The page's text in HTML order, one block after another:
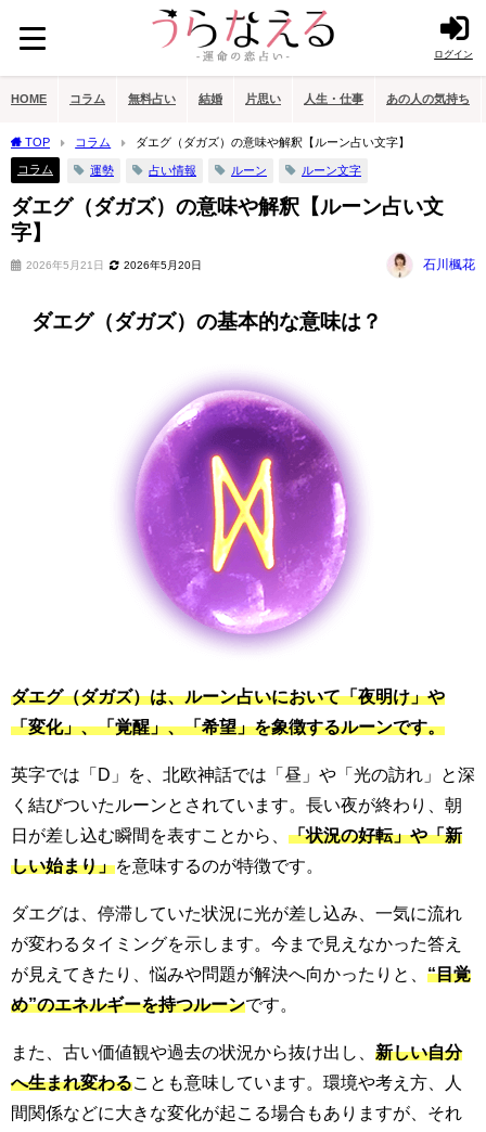
ログイン
HOME コラム 無料占い 結婚 片思い 人生・仕事 あの人の気持ち
TOP コラム ダエグ（ダガズ）の意味や解釈【ルーン占い文字】
コラム 運勢 占い情報 ルーン ルーン文字
ダエグ（ダガズ）の意味や解釈【ルーン占い文
字】
2026年5月21日 2026年5月20日 石川楓花
ダエグ（ダガズ）の基本的な意味は？
ダエグ（ダガズ）は、ルーン占いにおいて「夜明け」や
「変化」、「覚醒」、「希望」を象徴するルーンです。
英字では「D」を、北欧神話では「昼」や「光の訪れ」と深
く結びついたルーンとされています。長い夜が終わり、朝
日が差し込む瞬間を表すことから、 「状況の好転」や「新
しい始まり」を意味するのが特徴です。
ダエグは、停滞していた状況に光が差し込み、一気に流れ
が変わるタイミングを示します。今まで見えなかった答え
が見えてきたり、悩みや問題が解決へ向かったりと、 “目覚
め”のエネルギーを持つルーンです。
また、古い価値観や過去の状況から抜け出し、 新しい自分
へ生まれ変わる ことも意味しています。環境や考え方、人
間関係などに大きな変化が起こる場合もありますが、それ